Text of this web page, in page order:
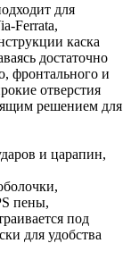
для
Ferrata,
каска
достаточно
фронтального и
отверстия
решением для
и царапин,
пены,
под
для удобства